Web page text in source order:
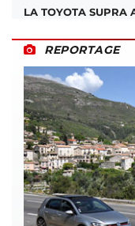
LA TOYOTA SUPRA
REPORTAGE